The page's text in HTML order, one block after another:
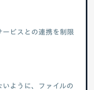
ービスとの連携を制限
ように、ファイルの